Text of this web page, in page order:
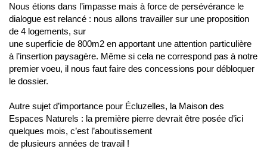
Nous étions dans l’impasse mais à force de persévérance le
dialogue est relancé : nous allons travailler sur une proposition
de 4 logements, sur
une superficie de 800m2 en apportant une attention particulière
à l’insertion paysagère. Même si cela ne correspond pas à notre
premier voeu, il nous faut faire des concessions pour débloquer
le dossier.
Autre sujet d’importance pour Écluzelles, la Maison des
Espaces Naturels : la première pierre devrait être posée d’ici
quelques mois, c’est l’aboutissement
de plusieurs années de travail !